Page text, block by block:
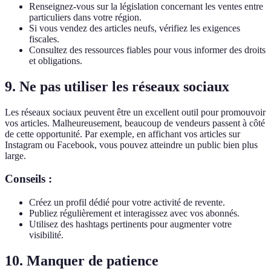
Renseignez-vous sur la législation concernant les ventes entre
particuliers dans votre région.
Si vous vendez des articles neufs, vérifiez les exigences
fiscales.
Consultez des ressources fiables pour vous informer des droits
et obligations.
9. Ne pas utiliser les réseaux sociaux
Les réseaux sociaux peuvent être un excellent outil pour promouvoir
vos articles. Malheureusement, beaucoup de vendeurs passent à côté
de cette opportunité. Par exemple, en affichant vos articles sur
Instagram ou Facebook, vous pouvez atteindre un public bien plus
large.
Conseils :
Créez un profil dédié pour votre activité de revente.
Publiez régulièrement et interagissez avec vos abonnés.
Utilisez des hashtags pertinents pour augmenter votre
visibilité.
10. Manquer de patience